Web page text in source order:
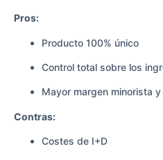
Pros:
Producto 100% único
Control total sobre los
Mayor margen minorista
Contras:
Costes de I+D